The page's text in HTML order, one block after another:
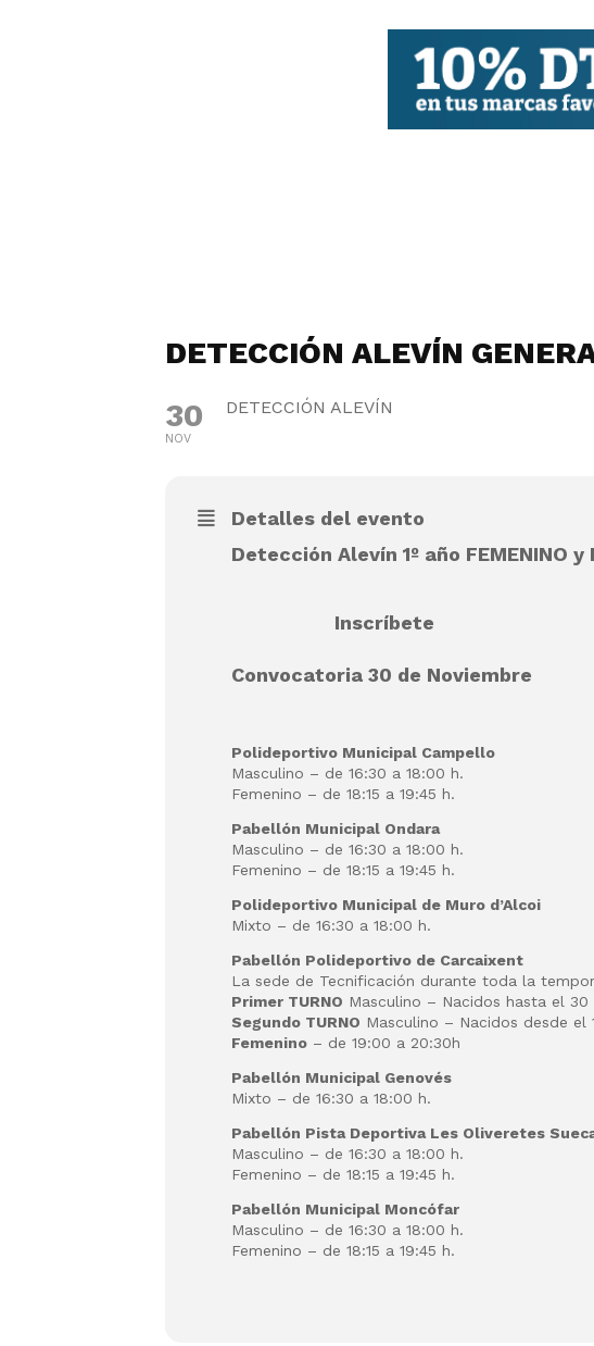
DETECCIÓN ALEVÍN
30
NOV
DETECCIÓN ALEVÍN
Detalles del evento
Detección Alevín 1º año FEMENINO y
Inscríbete
Convocatoria 30 de Noviembre
Polideportivo Municipal Campello
Masculino – de 16:30 a 18:00 h.
Femenino – de 18:15 a 19:45 h.
Pabellón Municipal Ondara
Masculino – de 16:30 a 18:00 h.
Femenino – de 18:15 a 19:45 h.
Polideportivo Municipal de Muro d’Alcoi
Mixto – de 16:30 a 18:00 h.
Pabellón Polideportivo de Carcaixent
La sede de Tecnificación durante toda la
Primer TURNO Masculino – Nacidos hasta el 30
Segundo TURNO Masculino – Nacidos desde el
Femenino – de 19:00 a 20:30h
Pabellón Municipal Genovés
Mixto – de 16:30 a 18:00 h.
Pabellón Pista Deportiva Les Oliveretes
Masculino – de 16:30 a 18:00 h.
Femenino – de 18:15 a 19:45 h.
Pabellón Municipal Moncófar
Masculino – de 16:30 a 18:00 h.
Femenino – de 18:15 a 19:45 h.